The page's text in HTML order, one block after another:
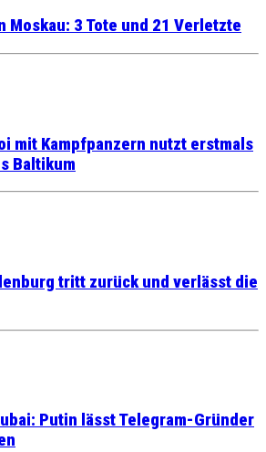
Moskau: 3 Tote und 21 Verletzte
mit Kampfpanzern nutzt erstmals
Baltikum
tritt zurück und verlässt die
Putin lässt Telegram-Gründer